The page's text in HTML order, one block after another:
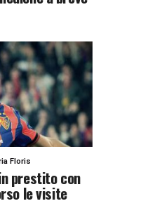
Floris
prestito con
le visite